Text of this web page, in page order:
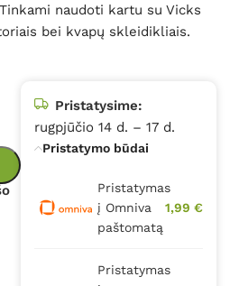
naudoti kartu su Vicks
bei kvapų skleidikliais.
Pristatysime:
rugpjūčio 14 d. – 17 d.
Pristatymo būdai
Pristatymas
į Omniva
paštomatą
1,99 €
Pristatymas